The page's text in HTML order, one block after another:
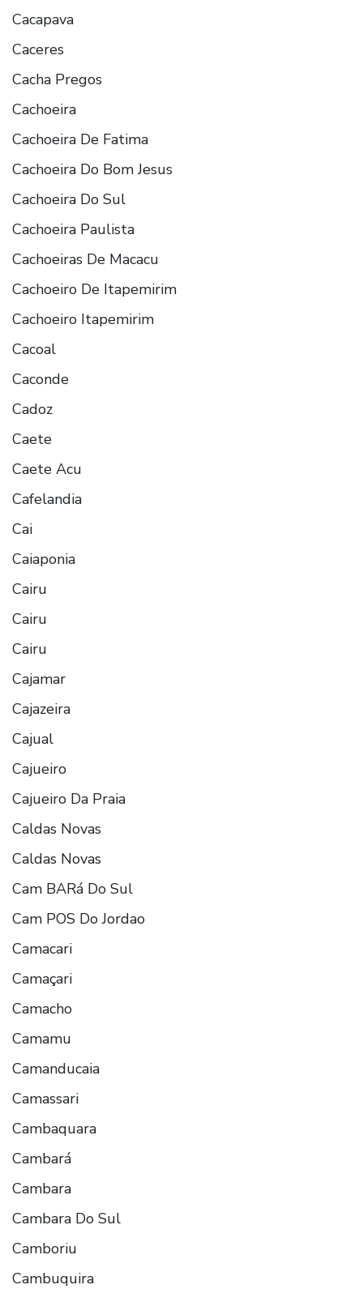
Cacapava
Caceres
Cacha Pregos
Cachoeira
Cachoeira De Fatima
Cachoeira Do Bom Jesus
Cachoeira Do Sul
Cachoeira Paulista
Cachoeiras De Macacu
Cachoeiro De Itapemirim
Cachoeiro Itapemirim
Cacoal
Caconde
Cadoz
Caete
Caete Acu
Cafelandia
Cai
Caiaponia
Cairu
Cairu
Cairu
Cajamar
Cajazeira
Cajual
Cajueiro
Cajueiro Da Praia
Caldas Novas
Caldas Novas
Cam BARá Do Sul
Cam POS Do Jordao
Camacari
Camaçari
Camacho
Camamu
Camanducaia
Camassari
Cambaquara
Cambará
Cambara
Cambara Do Sul
Camboriu
Cambuquira